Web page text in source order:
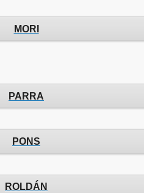
MORI
PARRA
PONS
ROLDÁN